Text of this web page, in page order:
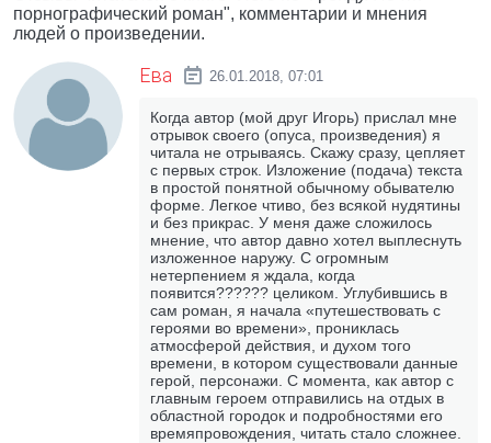
порнографический роман", комментарии и мнения
людей о произведении.
Ева 26.01.2018, 07:01
Когда автор (мой друг Игорь) прислал мне
отрывок своего (опуса, произведения) я
читала не отрываясь. Скажу сразу, цепляет
с первых строк. Изложение (подача) текста
в простой понятной обычному обывателю
форме. Легкое чтиво, без всякой нудятины
и без прикрас. У меня даже сложилось
мнение, что автор давно хотел выплеснуть
изложенное наружу. С огромным
нетерпением я ждала, когда
появится?????? целиком. Углубившись в
сам роман, я начала «путешествовать с
героями во времени», прониклась
атмосферой действия, и духом того
времени, в котором существовали данные
герой, персонажи. С момента, как автор с
главным героем отправились на отдых в
областной городок и подробностями его
времяпровождения, читать стало сложнее.